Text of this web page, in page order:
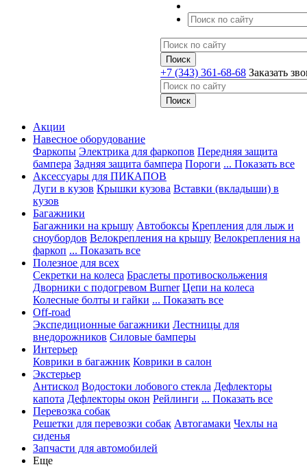
+7 (343) 361-68-68 Заказать
Акции
Навесное оборудование
Фаркопы Электрика для фаркопов Передняя защита
бампера Задняя защита бампера Пороги ... Показать все
Аксессуары для ПИКАПОВ
Дуги в кузов Крышки кузова Вставки (вкладыши) в
кузов
Багажники
Багажники на крышу Автобоксы Крепления для лыж и
сноубордов Велокрепления на крышу Велокрепления на
фаркоп ... Показать все
Полезное для всех
Секретки на колеса Браслеты противоскольжения
Дворники с подогревом Burner Цепи на колеса
Колесные болты и гайки ... Показать все
Off-road
Экспедиционные багажники Лестницы для
внедорожников Силовые бамперы
Интерьер
Коврики в багажник Коврики в салон
Экстерьер
Антискол Водостоки лобового стекла Дефлекторы
капота Дефлекторы окон Рейлинги ... Показать все
Перевозка собак
Решетки для перевозки собак Автогамаки Чехлы на
сиденья
Запчасти для автомобилей
Еще